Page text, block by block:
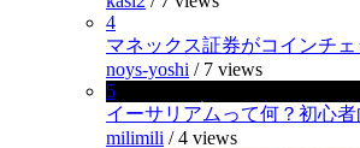
4
マネックス証券がコインチェ
noys-yoshi / 7 views
5
イーサリアムって何？初心
milimili /4 views